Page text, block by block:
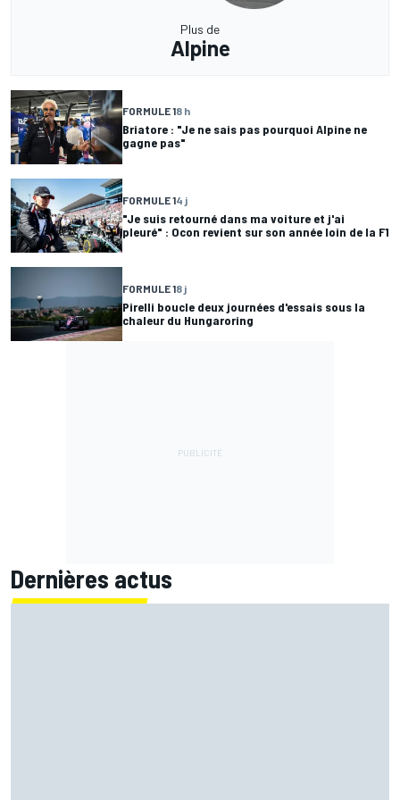
Plus de
Alpine
FORMULE 18 h
Briatore : "Je ne sais pas pourquoi Alpine ne
gagne pas"
FORMULE 14 j
"Je suis retourné dans ma voiture et j'ai
pleuré" : Ocon revient sur son année loin de la F1
FORMULE 18 j
Pirelli boucle deux journées d'essais sous la
chaleur du Hungaroring
Dernières actus